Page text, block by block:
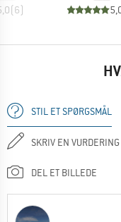
(6)
STIL ET SPØRGSMÅL
SKRIV EN VURDERING
DEL ET BILLEDE